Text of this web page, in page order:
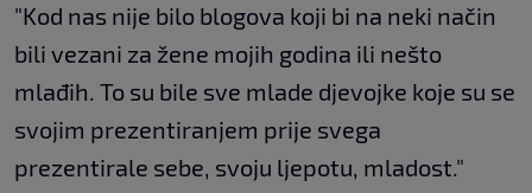
"Kod nas nije bilo blogova koji bi na neki način
bili vezani za žene mojih godina ili nešto
mlađih. To su bile sve mlade djevojke koje su se
svojim prezentiranjem prije svega
prezentirale sebe, svoju ljepotu, mladost."